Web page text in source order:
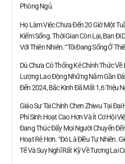
Phòng Ngủ.
Họ Làm Việc Chưa Đến 20 Giờ Một
Kiếm Sống. Thời Gian Còn Lại, Ban Đi
Với Thiên Nhiên. “Tôi Đang Sống Ở
Dù Chưa Có Thống Kê Chính Thức
Lượng Lao Động Những Năm Gần
Đến 2024, Bắc Kinh Đã Mất 1,6 Triệu
Giáo Sư Tài Chính Chen Zhiwu Tại
Phí Sinh Hoạt Cao Hơn Và Ít Cơ Hội
Đang Thúc Đẩy Mọi Người Chuyển
Hoạt Rẻ Hơn. “Đó Là Điều Tự Nhiên.
Tế Và Suy Nghĩ Rất Kỹ Về Tương Lai